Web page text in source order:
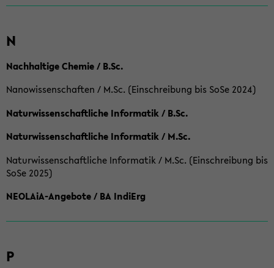
N
Nachhaltige Chemie / B.Sc.
Nanowissenschaften / M.Sc. (Einschreibung bis SoSe 2024)
Naturwissenschaftliche Informatik / B.Sc.
Naturwissenschaftliche Informatik / M.Sc.
Naturwissenschaftliche Informatik / M.Sc. (Einschreibung bis
SoSe 2025)
NEOLAiA-Angebote / BA IndiErg
P